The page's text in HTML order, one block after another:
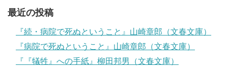
最近の投稿
『続・病院で死ぬということ』山崎章郎（文春文庫）
『病院で死ぬということ』山崎章郎（文春文庫）
『『犠牲』への手紙』柳田邦男（文春文庫）